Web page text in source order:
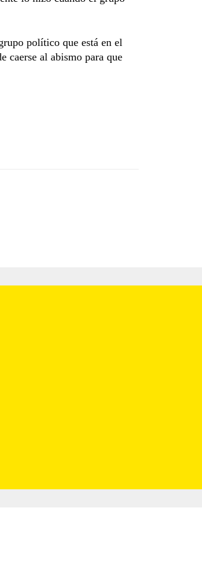
político que está en el
caerse al abismo para que